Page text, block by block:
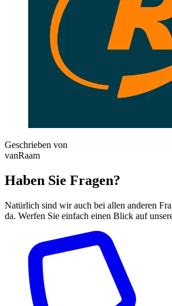
Geschrieben von
vanRaam
Haben Sie Fragen?
Natürlich sind wir auch bei allen anderen
da. Werfen Sie einfach einen Blick auf